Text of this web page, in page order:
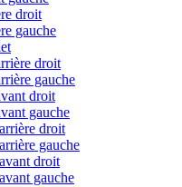
droit
gauche
droit
gauche
droit
gauche
droit
gauche
droit
gauche